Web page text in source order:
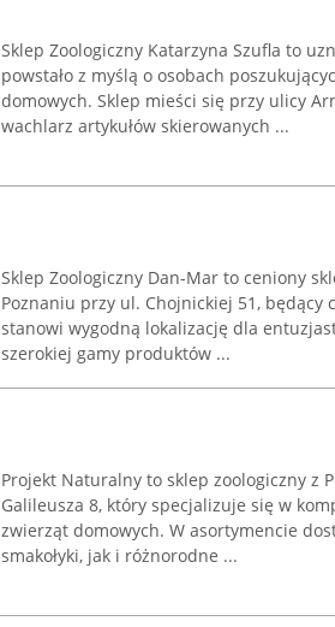
Sklep Zoologiczny Katarzyna Szufla to
powstało z myślą o osobach
domowych. Sklep mieści się przy ulicy
wachlarz artykułów skierowanych ...
Sklep Zoologiczny Dan-Mar to ceniony
Poznaniu przy ul. Chojnickiej 51, będący
stanowi wygodną lokalizację dla
szerokiej gamy produktów ...
Projekt Naturalny to sklep zoologiczny z
Galileusza 8, który specjalizuje się w
zwierząt domowych. W asortymencie
smakołyki, jak i różnorodne ...